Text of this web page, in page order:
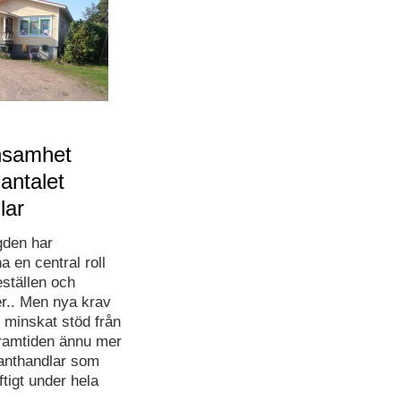
har
en central roll
och
Men nya krav
minskat stöd från
ännu mer
som
under hela